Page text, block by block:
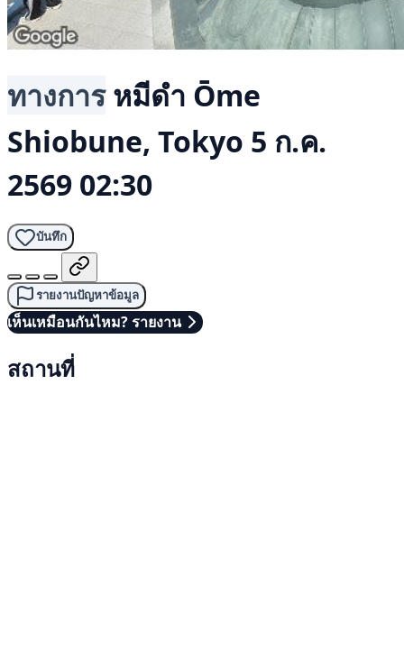
ทางการ หมีดำ Ōme
Shiobune, Tokyo 5 ก.ค.
2569 02:30
บันทึก
รายงานปัญหาข้อมูล
เห็นเหมือนกันไหม? รายงาน
สถานที่